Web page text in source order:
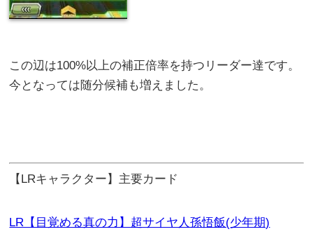
この辺は100%以上の補正倍率を持つリーダー達です。
今となっては随分候補も増えました。
【LRキャラクター】主要カード
LR【目覚める真の力】超サイヤ人孫悟飯(少年期)